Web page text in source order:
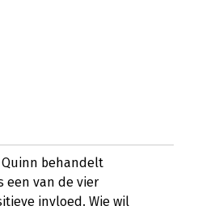
Quinn behandelt
een van de vier
invloed. Wie wil